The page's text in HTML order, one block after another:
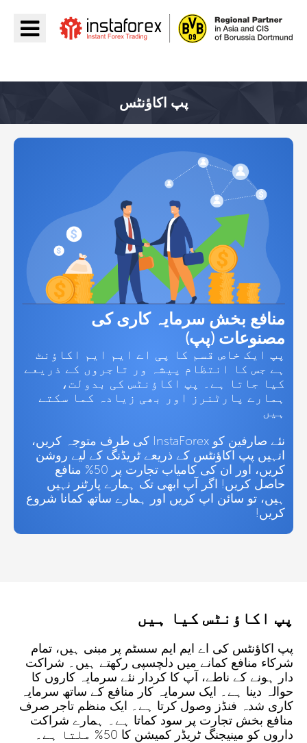
پپ اکاؤنٹس
منافع بخش سرمایہ کاری کی
مصنوعات (پپ)
پپ ایک خاص قسم کا پی اے ایم ایم اکاؤنٹ
ہے جس کا انتظام پیشہ ور تاجروں کے ذریعے
کیا جاتا ہے۔ پپ اکاؤنٹس کی بدولت،
ہمارے پارٹنرز اور بھی زیادہ کما سکتے
ہیں
نئے صارفین کو InstaForex کی طرف متوجہ کریں،
انہیں پپ اکاؤنٹس کے ذریعے ٹریڈنگ کے لیے روشن
کریں، اور ان کی کامیاب تجارت پر 50% منافع
حاصل کریں! اگر آپ ابھی تک ہمارے پارٹنر نہیں
ہیں، تو سائن اپ کریں اور ہمارے ساتھ کمانا شروع
کریں!
پپ اکاؤنٹس کیا ہیں
پپ اکاؤنٹس کی اے ایم ایم سسٹم پر مبنی ہیں، تمام
شرکاء منافع کمانے میں دلچسپی رکھتے ہیں۔ شراکت
دار ہونے کے ناطے، آپ کا کردار نئے سرمایہ کاروں کا
حوالہ دینا ہے۔ ایک سرمایہ کار منافع کے ساتھ سرمایہ
کاری شدہ فنڈز وصول کرتا ہے۔ ایک منظم تاجر صرف
منافع بخش تجارت پر سود کماتا ہے۔ ہمارے شراکت
داروں کو مینیجنگ ٹریڈر کمیشن کا 50% ملتا ہے۔